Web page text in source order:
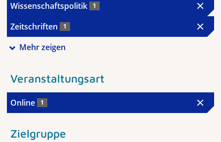
Wissenschaftspolitik 1
Zeitschriften 1
Mehr zeigen
Veranstaltungsart
Online 1
Zielgruppe